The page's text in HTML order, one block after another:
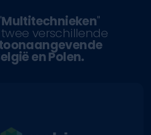
Multitechnieken"
verschillende
en Polen.